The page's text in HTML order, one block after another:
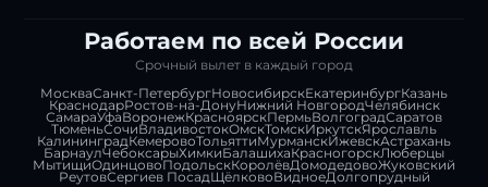
Работаем по всей России
Срочный вылет в каждый город
МоскваСанкт-ПетербургНовосибирскЕкатеринбургКазань
КраснодарРостов-на-ДонуНижний НовгородЧелябинск
СамараУфаВоронежКрасноярскПермьВолгоградСаратов
ТюменьСочиВладивостокОмскТомскИркутскЯрославль
КалининградКемеровоТольяттиМурманскИжевскАстрахань
БарнаулЧебоксарыХимкиБалашихаКрасногорскЛюберцы
МытищиОдинцовоПодольскКоролёвДомодедовоЖуковский
РеутовСергиев ПосадЩёлковоВидноеДолгопрудный